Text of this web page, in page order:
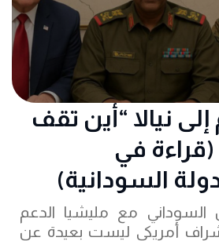
نيالا “أين تقف
في
السودانية)
مع مليشيا الدعم
أمريكي ليست بعيدة عن